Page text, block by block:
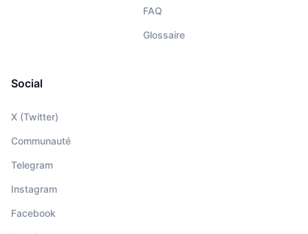
FAQ
Glossaire
Social
X (Twitter)
Communauté
Telegram
Instagram
Facebook